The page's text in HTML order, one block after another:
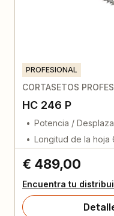
PROFESIONAL
CORTASETOS
HC 246 P
Potencia /
Longitud de la hoja
€ 489,00
Encuentra tu